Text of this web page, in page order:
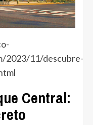
2023/11/descubre-
Central: